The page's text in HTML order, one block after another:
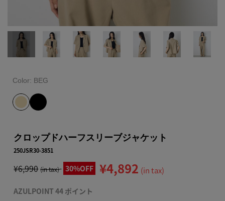
Color: BEG
クロップドハーフスリーブジャケット
250JSR30-3851
¥6,990 (in tax) 30%OFF ¥4,892 (in tax)
AZULPOINT 44 ポイント